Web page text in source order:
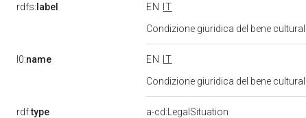
rdfs: label EN
IT
Condizione giuridica del bene
l0:name EN
IT
Condizione giuridica del bene
rdf:type
a-cd:LegalSituation